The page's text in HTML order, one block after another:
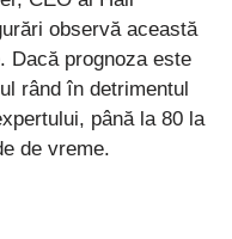
observă această
Dacă prognoza este
rând în detrimentul
până la 80 la
de vreme.